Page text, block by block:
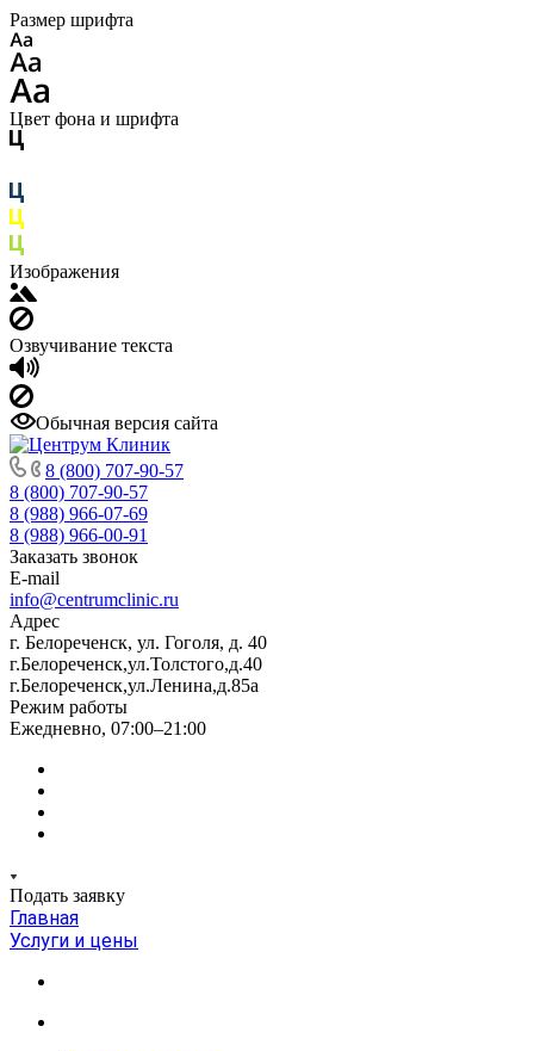
Размер шрифта
Цвет фона и шрифта
Изображения
Озвучивание текста
Обычная версия сайта
8 (800) 707-90-57
8 (800) 707-90-57
8 (988) 966-07-69
8 (988) 966-00-91
Заказать звонок
E-mail
info@centrumclinic.ru
Адрес
г. Белореченск, ул. Гоголя, д. 40
г.Белореченск,ул.Толстого,д.40
г.Белореченск,ул.Ленина,д.85а
Режим работы
Ежедневно, 07:00–21:00
Подать заявку
Главная
Услуги и цены